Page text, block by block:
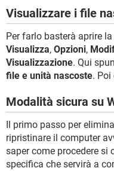
Visualizzare i file
Per farlo basterà aprire
Visualizza, Opzioni,
Visualizzazione. Qui
file e unità nascoste. Poi
Modalità sicura su
Il primo passo per
ripristinare il computer
saper come procedere
specifica che servirà a